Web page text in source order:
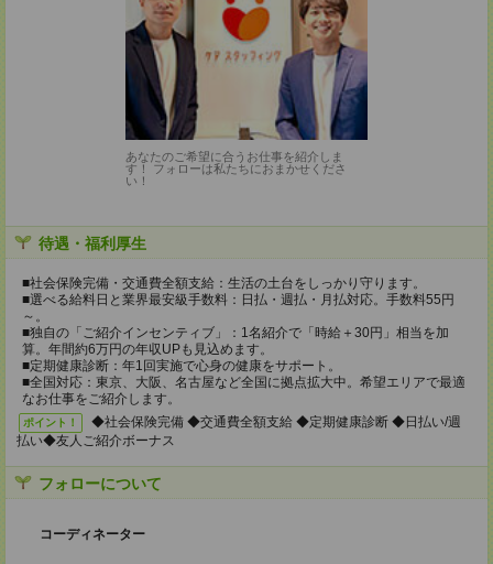
あなたのご希望に合うお仕事を紹介しま
す！ フォローは私たちにおまかせくださ
い！
待遇・福利厚生
■社会保険完備・交通費全額支給：生活の土台をしっかり守ります。
■選べる給料日と業界最安級手数料：日払・週払・月払対応。手数料55円
～。
■独自の「ご紹介インセンティブ」：1名紹介で「時給＋30円」相当を加
算。年間約6万円の年収UPも見込めます。
■定期健康診断：年1回実施で心身の健康をサポート。
■全国対応：東京、大阪、名古屋など全国に拠点拡大中。希望エリアで最適
なお仕事をご紹介します。
ポイント！
◆社会保険完備 ◆交通費全額支給 ◆定期健康診断 ◆日払い/週
払い◆友人ご紹介ボーナス
フォローについて
コーディネーター